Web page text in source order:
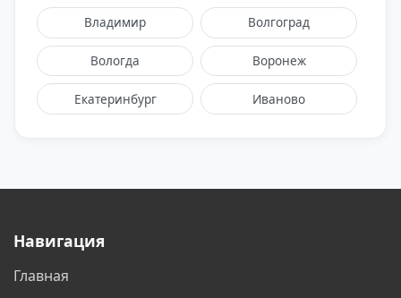
Владимир Волгоград
Вологда Воронеж
Екатеринбург Иваново
Краснодар
Навигация
Главная